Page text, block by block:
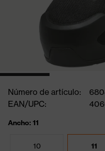
Número de artículo:
EAN/UPC:
Ancho: 11
10 11